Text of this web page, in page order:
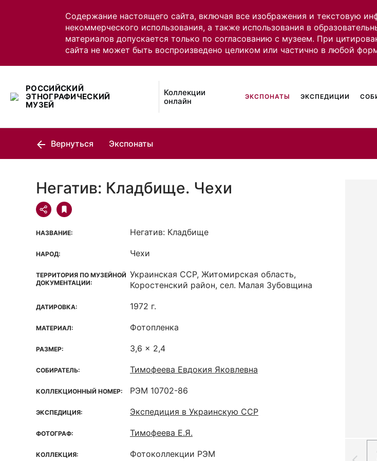
Содержание настоящего сайта, включая все изображения и текстовую
некоммерческого использования, а также использования в
материалов допускается только по согласованию с музеем. При
сайта не может быть воспроизведено целиком или частично в любой
РОССИЙСКИЙ
ЭТНОГРАФИЧЕСКИЙ
МУЗЕЙ
Коллекции
онлайн
ЭКСПОНАТЫ ЭКСПЕДИЦИИ
Вернуться Экспонаты
Негатив: Кладбище. Чехи
НАЗВАНИЕ: Негатив: Кладбище
НАРОД: Чехи
ТЕРРИТОРИЯ ПО МУЗЕЙНОЙ
ДОКУМЕНТАЦИИ:
Украинская ССР, Житомирская область,
Коростенский район, сел. Малая Зубовщина
ДАТИРОВКА: 1972 г.
МАТЕРИАЛ: Фотопленка
РАЗМЕР: 3,6 x 2,4
СОБИРАТЕЛЬ: Тимофеева Евдокия Яковлевна
КОЛЛЕКЦИОННЫЙ НОМЕР: РЭМ 10702-86
ЭКСПЕДИЦИЯ: Экспедиция в Украинскую ССР
ФОТОГРАФ: Тимофеева Е.Я.
КОЛЛЕКЦИЯ: Фотоколлекции РЭМ